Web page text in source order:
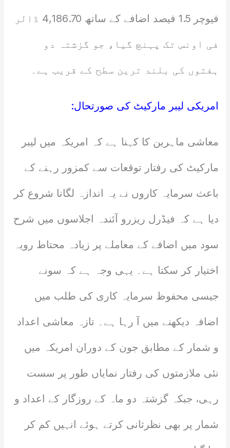
فیوچر 1.5 فیصد اضافے کے ساتھ 4,186.70 ڈالر
فی اونس تک پہنچ گیا، جو گزشتہ دو
ہفتوں کی بلند ترین سطح کے قریب ہے۔
امریکی لیبر مارکیٹ کی صورتحال:
معاشی ماہرین کا کہنا ہے کہ امریکہ میں لیبر
مارکیٹ کی رفتار توقعات سے کمزور رہنے کے
باعث سرمایہ کاروں نے یہ اندازہ لگانا شروع کر
دیا ہے کہ فیڈرل ریزرو آئندہ اجلاسوں میں شرح
سود میں اضافے کے معاملے پر زیادہ محتاط رویہ
اختیار کر سکتا ہے۔ یہی وجہ ہے کہ سونے
جیسی محفوظ سرمایہ کاری کی طلب میں
اضافہ دیکھنے میں آ رہا ہے۔ تازہ معاشی اعداد
و شمار کے مطابق جون کے دوران امریکہ میں
نئی ملازمتوں کی رفتار نمایاں طور پر سست
رہی، جبکہ گزشتہ دو ماہ کے روزگار کے اعداد و
شمار پر بھی نظرثانی کرتے ہوئے انہیں کم کر